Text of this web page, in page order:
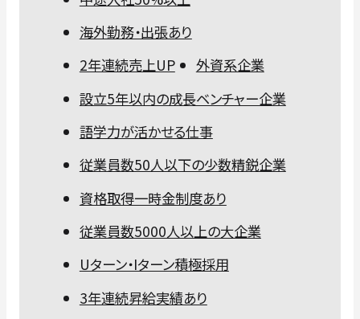
海外勤務・出張あり
2年連続売上UP
外資系企業
設立5年以内の成長ベンチャー企業
語学力が活かせる仕事
従業員数50人以下の少数精鋭企業
資格取得一時金制度あり
従業員数5000人以上の大企業
Uターン・Iターン積極採用
3年連続昇給実績あり